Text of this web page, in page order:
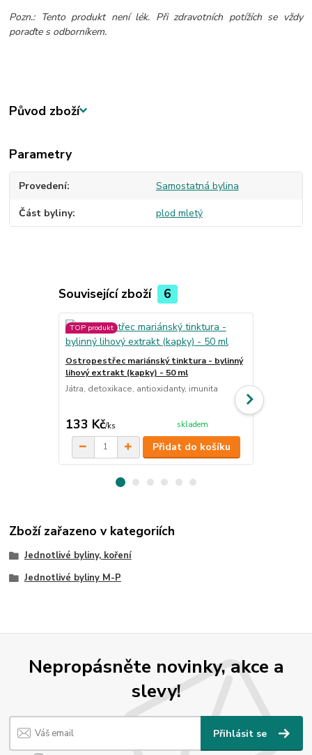
Pozn.: Tento produkt není lék. Při zdravotních potížích se vždy
poraďte s odborníkem.
Původ zboží
Parametry
Provedení Samostatná bylina
Část byliny plod mletý
Související zboží 6
TOP produkt
Ostropestřec mariánský tinktura - bylinný
lihový extrakt (kapky) - 50 ml
Játra, detoxikace, antioxidanty, imunita
133 Kč/ks skladem
Přidat do košíku
Játra,
vegan
Zboží zařazeno v kategoriích
Jednotlivé byliny, koření
Jednotlivé byliny M-P
Nepropásněte novinky, akce a
slevy!
Přihlásit se